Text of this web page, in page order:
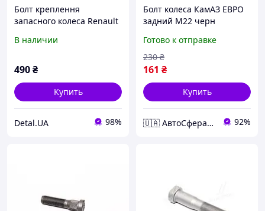
Болт креплення
запасного колеса Renault
В наличии
490₴
Купить
Detal.UA 98%
Болт колеса КамАЗ ЕВРО
задний M22 черн
Готово к отправке
161 ₴
230 ₴
Купить
🇺🇦 АвтоСфера 🇺🇦 92%